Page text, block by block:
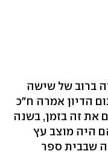
ברוב של שישה
הדיון אמרה ח"כ
את זה בזמן, בשנה
ספר, שבהם היה מוצב עץ
שבבית ספר